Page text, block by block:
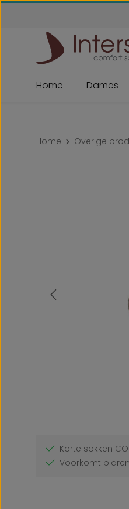
Home Dames
Home Overige
Korte sokken
Voorkomt